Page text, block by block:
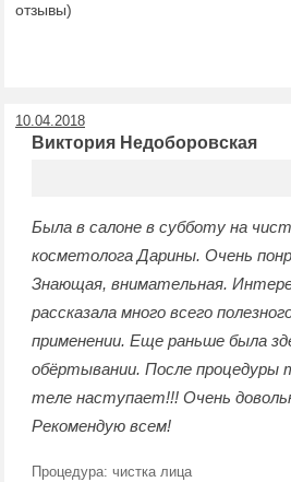
отзывы)
10.04.2018
Виктория Недоборовская
Была в салоне в субботу на
косметолога Дарины. Очень
Знающая, внимательная.
рассказала много всего
применении. Еще раньше была
обёртывании. После процедуры
теле наступает!!! Очень
Рекомендую всем!
Процедура: чистка лица